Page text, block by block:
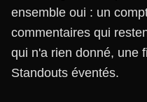
ensemble oui : un
commentaires qui
qui n'a rien donné, une
Standouts éventés.